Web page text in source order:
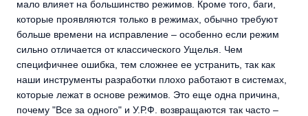
мало влияет на большинство режимов. Кроме того, баги,
которые проявляются только в режимах, обычно требуют
больше времени на исправление – особенно если режим
сильно отличается от классического Ущелья. Чем
специфичнее ошибка, тем сложнее ее устранить, так как
наши инструменты разработки плохо работают в системах,
которые лежат в основе режимов. Это еще одна причина,
почему "Все за одного" и У.Р.Ф. возвращаются так часто –